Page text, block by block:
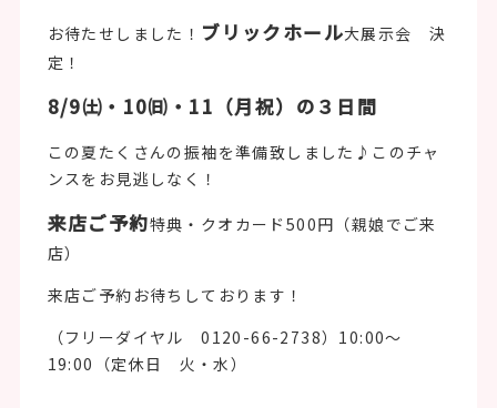
お待たせしました！ ブリックホール大展示会 決
定！
8/9㈯・10㈰・11（月祝）の３日間
この夏たくさんの振袖を準備致しました♪このチャ
ンスをお見逃しなく！
来店ご予約特典・クオカード500円（親娘でご来
店）
来店ご予約お待ちしております！
（フリーダイヤル 0120-66-2738）10:00～
19:00（定休日 火・水）